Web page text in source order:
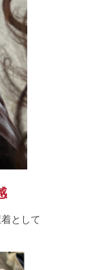
として